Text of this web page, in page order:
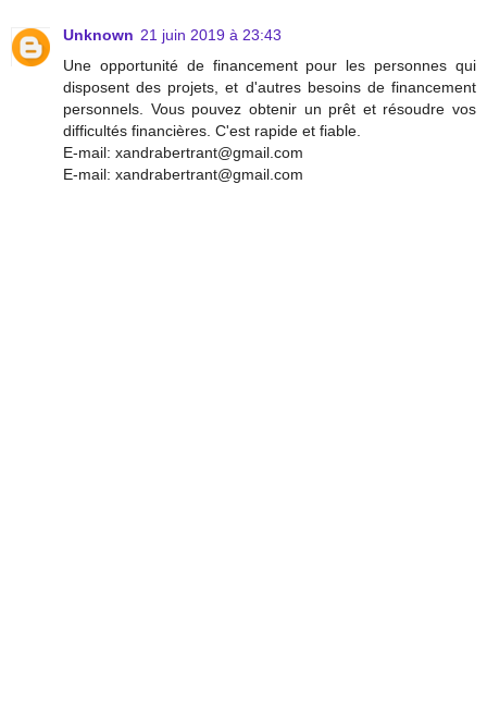
Unknown 21 juin 2019 à 23:43
Une opportunité de financement pour les personnes qui
disposent des projets, et d'autres besoins de financement
personnels. Vous pouvez obtenir un prêt et résoudre vos
difficultés financières. C'est rapide et fiable.
E-mail: xandrabertrant@gmail.com
E-mail: xandrabertrant@gmail.com